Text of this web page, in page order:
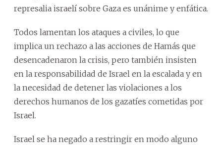
represalia israelí sobre Gaza es unánime y enfática.
Todos lamentan los ataques a civiles, lo que
implica un rechazo a las acciones de Hamás que
desencadenaron la crisis, pero también insisten
en la responsabilidad de Israel en la escalada y en
la necesidad de detener las violaciones a los
derechos humanos de los gazatíes cometidas por
Israel.
Israel se ha negado a restringir en modo alguno